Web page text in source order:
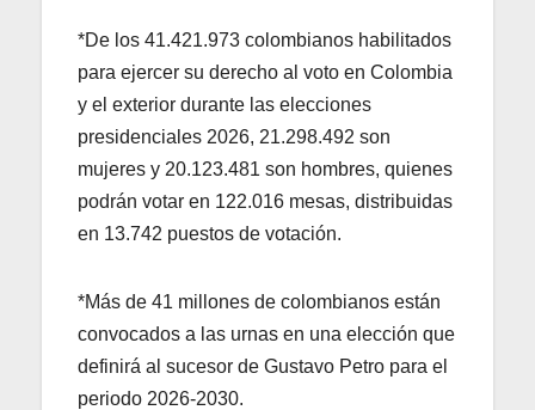
*De los 41.421.973 colombianos habilitados
para ejercer su derecho al voto en Colombia
y el exterior durante las elecciones
presidenciales 2026, 21.298.492 son
mujeres y 20.123.481 son hombres, quienes
podrán votar en 122.016 mesas, distribuidas
en 13.742 puestos de votación.
*Más de 41 millones de colombianos están
convocados a las urnas en una elección que
definirá al sucesor de Gustavo Petro para el
periodo 2026-2030.